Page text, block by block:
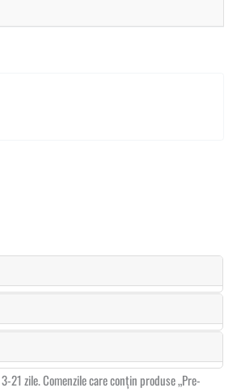
21 zile. Comenzile care conțin produse „Pre-